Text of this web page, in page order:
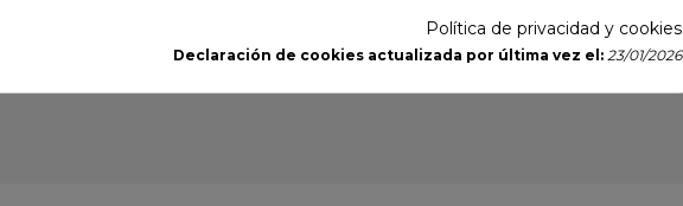
Política de privacidad y cookies
Declaración de cookies actualizada por última vez el: 23/01/2026